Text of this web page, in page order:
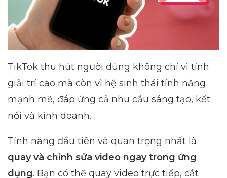
TikTok thu hút người dùng không chỉ vì tính
giải trí cao mà còn vì hệ sinh thái tính năng
mạnh mẽ, đáp ứng cả nhu cầu sáng tạo, kết
nối và kinh doanh.
Tính năng đầu tiên và quan trọng nhất là
quay và chỉnh sửa video ngay trong ứng
dụng. Bạn có thể quay video trực tiếp, cắt